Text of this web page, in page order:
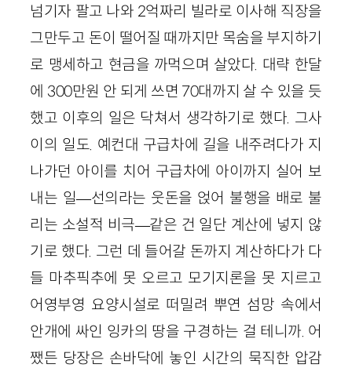
넘기자 팔고 나와 2억짜리 빌라로 이사해 직장을
그만두고 돈이 떨어질 때까지만 목숨을 부지하기
로 맹세하고 현금을 까먹으며 살았다. 대략 한달
에 300만원 안 되게 쓰면 70대까지 살 수 있을 듯
했고 이후의 일은 닥쳐서 생각하기로 했다. 그사
이의 일도. 예컨대 구급차에 길을 내주려다가 지
나가던 아이를 치어 구급차에 아이까지 실어 보
내는 일—선의라는 웃돈을 얹어 불행을 배로 불
리는 소설적 비극—같은 건 일단 계산에 넣지 않
기로 했다. 그런 데 들어갈 돈까지 계산하다가 다
들 마추픽추에 못 오르고 모기지론을 못 지르고
어영부영 요양시설로 떠밀려 뿌연 섬망 속에서
안개에 싸인 잉카의 땅을 구경하는 걸 테니까. 어
쨌든 당장은 손바닥에 놓인 시간의 묵직한 압감